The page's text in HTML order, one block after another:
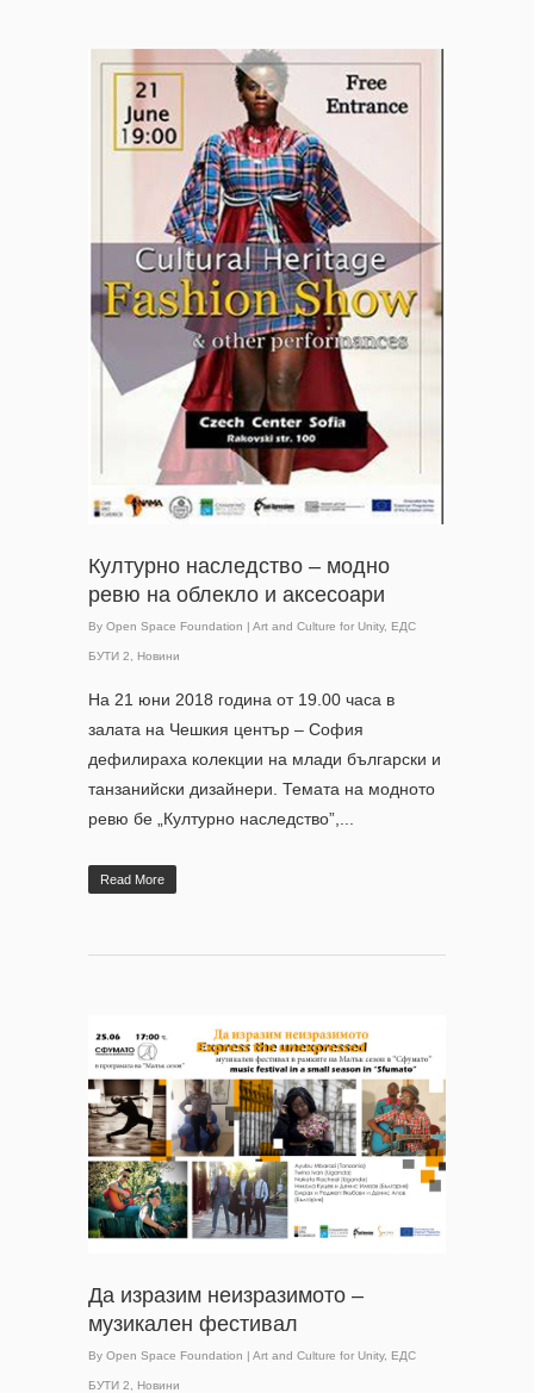
Културно наследство – модно
ревю на облекло и аксесоари
By Open Space Foundation Art and Culture for Unity, ЕДС
БУТИ 2, Новини
На 21 юни 2018 година от 19.00 часа в
залата на Чешкия център – София
дефилираха колекции на млади български и
танзанийски дизайнери. Темата на модното
ревю бе „Културно наследство”,...
Read More
Да изразим неизразимото –
музикален фестивал
By Open Space Foundation Art and Culture for Unity, ЕДС
БУТИ 2, Новини